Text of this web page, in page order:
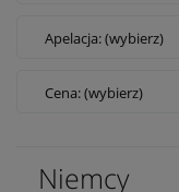
Apelacja: (wybierz)
Cena: (wybierz)
Niemcy